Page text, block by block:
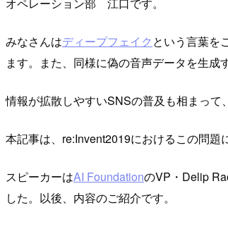
オペレーション部 江口です。
みなさんはディープフェイク という言葉を
ます。また、同様に偽の音声データを生成
情報が拡散しやすいSNSの普及も相まって
本記事は、re:Invent2019におけるこの問題
スピーカーはAI FoundationのVP・Delip
した。以後、内容のご紹介です。